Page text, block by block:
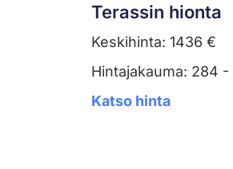
Terassin hionta
Keskihinta: 1436 €
Hintajakauma: 284
Katso hinta